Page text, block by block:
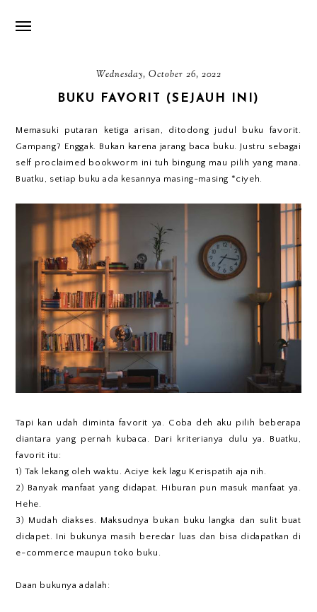
Wednesday, October 26, 2022
BUKU FAVORIT (SEJAUH INI)
Memasuki putaran ketiga arisan, ditodong judul buku favorit.
Gampang? Enggak. Bukan karena jarang baca buku. Justru sebagai
self proclaimed bookworm ini tuh bingung mau pilih yang mana.
Buatku, setiap buku ada kesannya masing-masing *ciyeh.
Tapi kan udah diminta favorit ya. Coba deh aku pilih beberapa
diantara yang pernah kubaca. Dari kriterianya dulu ya. Buatku,
favorit itu:
1) Tak lekang oleh waktu. Aciye kek lagu Kerispatih aja nih.
2) Banyak manfaat yang didapat. Hiburan pun masuk manfaat ya.
Hehe.
3) Mudah diakses. Maksudnya bukan buku langka dan sulit buat
didapet. Ini bukunya masih beredar luas dan bisa didapatkan di
e-commerce maupun toko buku.
Daan bukunya adalah: